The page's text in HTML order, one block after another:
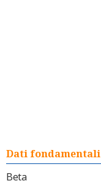
Dati fondamentali
Beta